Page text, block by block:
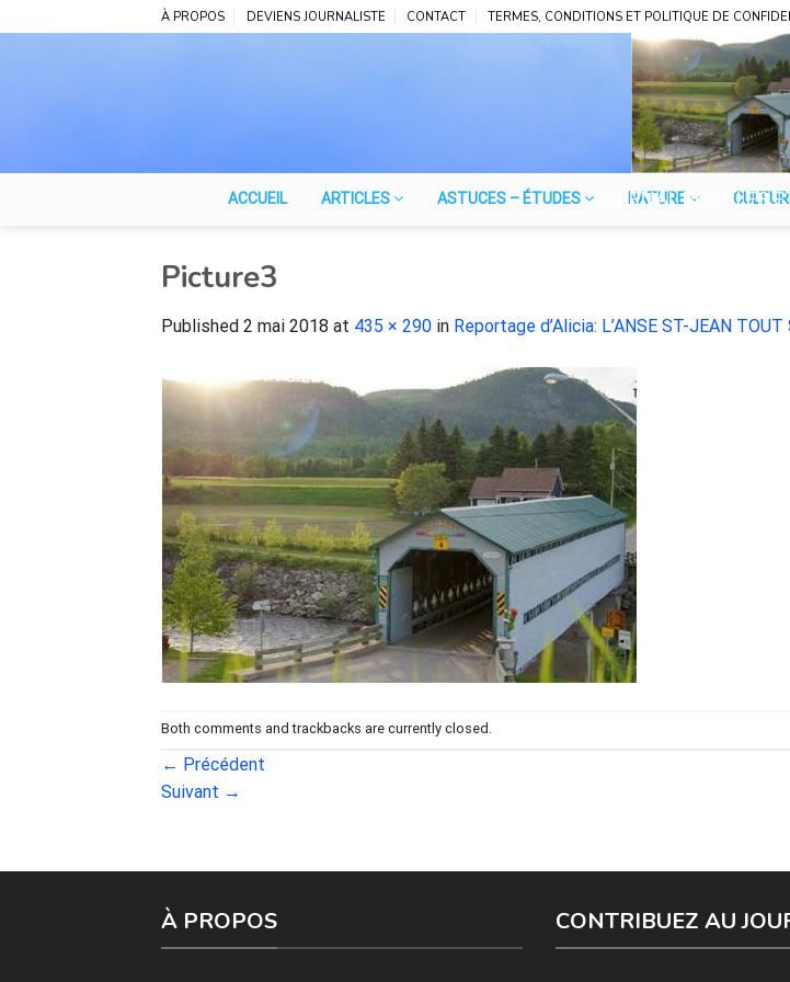
to
À PROPOS DEVIENS JOURNALISTE CONTACT TERMES, CONDITIONS ET POLITIQUE DE
JOURNAL POUR LES
ACCUEIL ARTICLES ASTUCES – ÉTUDES NATURE
Picture3
Published 2 mai 2018 at 435 × 290 in Reportage d’Alicia: L’ANSE ST-JEAN
Both comments and trackbacks are currently closed.
← Précédent
Suivant →
À PROPOS CONTRIBUEZ AU